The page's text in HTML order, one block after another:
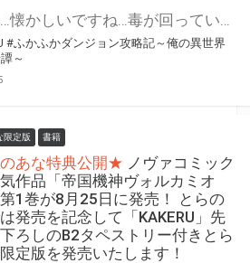
#ふかふかダンジョン攻略記～俺の異世界
～
限定版 書籍
あな特典公開★ ノヴァコミック
作品「帝国機神ヴォルカミオ
1巻が8月25日に発売！ とらの
発売を記念して「KAKERU」先
ろしのB2タペストリー付きとら
定版を発売いたします！